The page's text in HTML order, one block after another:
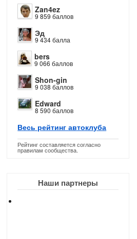
Zan4ez
9 859 баллов
Эд
9 434 балла
bers
9 066 баллов
Shon-gin
9 038 баллов
Edward
8 590 баллов
Весь рейтинг автоклуба
Рейтинг составляется согласно
правилам сообщества.
Наши партнеры